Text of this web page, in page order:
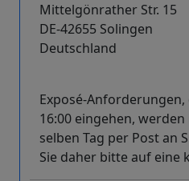
Mittelgönrather Str. 15
DE-42655 Solingen
Deutschland
Exposé-
16:00 eingehen,
selben Tag per Post an
Sie daher bitte auf eine